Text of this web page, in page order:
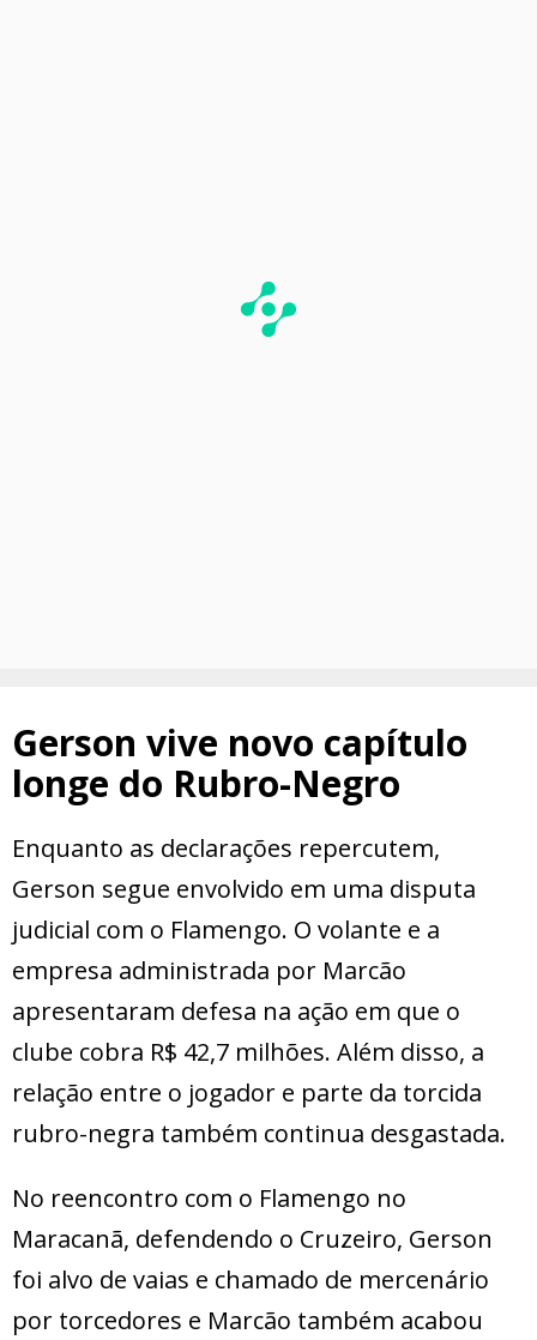
Gerson vive novo capítulo
longe do Rubro-Negro
Enquanto as declarações repercutem,
Gerson segue envolvido em uma disputa
judicial com o Flamengo. O volante e a
empresa administrada por Marcão
apresentaram defesa na ação em que o
clube cobra R$ 42,7 milhões. Além disso, a
relação entre o jogador e parte da torcida
rubro-negra também continua desgastada.
No reencontro com o Flamengo no
Maracanã, defendendo o Cruzeiro, Gerson
foi alvo de vaias e chamado de mercenário
por torcedores e Marcão também acabou